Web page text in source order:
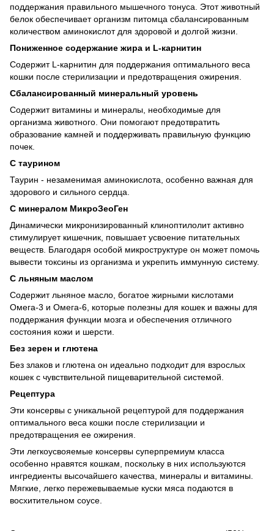
поддержания правильного мышечного тонуса. Этот животный
белок обеспечивает организм питомца сбалансированным
количеством аминокислот для здоровой и долгой жизни.
Пониженное содержание жира и L-карнитин
Содержит L-карнитин для поддержания оптимального веса
кошки после стерилизации и предотвращения ожирения.
Сбалансированный минеральный уровень
Содержит витамины и минералы, необходимые для
организма животного. Они помогают предотвратить
образование камней и поддерживать правильную функцию
почек.
С таурином
Таурин - незаменимая аминокислота, особенно важная для
здорового и сильного сердца.
С минералом МикроЗеоГен
Динамически микронизированный клиноптилолит активно
стимулирует кишечник, повышает усвоение питательных
веществ. Благодаря особой микроструктуре он может помочь
вывести токсины из организма и укрепить иммунную систему.
С льняным маслом
Содержит льняное масло, богатое жирными кислотами
Омега-3 и Омега-6, которые полезны для кошек и важны для
поддержания функции мозга и обеспечения отличного
состояния кожи и шерсти.
Без зерен и глютена
Без злаков и глютена он идеально подходит для взрослых
кошек с чувствительной пищеварительной системой.
Рецептура
Эти консервы с уникальной рецептурой для поддержания
оптимального веса кошки после стерилизации и
предотвращения ее ожирения.
Эти легкоусвояемые консервы суперпремиум класса
особенно нравятся кошкам, поскольку в них используются
ингредиенты высочайшего качества, минералы и витамины.
Мягкие, легко пережевываемые куски мяса подаются в
восхитительном соусе.